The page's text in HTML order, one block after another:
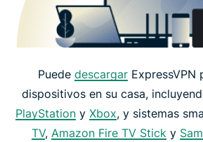
Puede descargar ExpressVPN
dispositivos en su casa,
PlayStationy Xbox, y sistemas
TV, Amazon Fire TV Stick y